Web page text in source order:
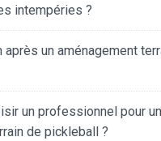
intempéries ?
après un aménagement
un professionnel pour
de pickleball ?